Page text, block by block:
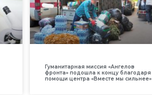
Гуманитарная миссия «Ангелов
фронта» подошла к концу благодаря
помощи центра «Вместе мы сильнее»